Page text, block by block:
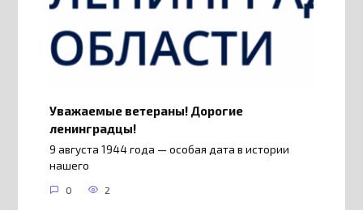
Уважаемые ветераны! Дорогие
ленинградцы!
9 августа 1944 года — особая дата в истории
нашего
0 2